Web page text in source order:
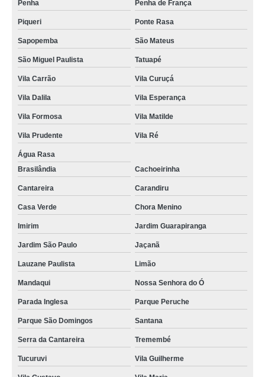
Penha Penha de França
Piqueri Ponte Rasa
Sapopemba São Mateus
São Miguel Paulista Tatuapé
Vila Carrão Vila Curuçá
Vila Dalila Vila Esperança
Vila Formosa Vila Matilde
Vila Prudente Vila Ré
Água Rasa
Brasilândia
Cachoeirinha
Cantareira Carandiru
Casa Verde Chora Menino
Imirim Jardim Guarapiranga
Jardim São Paulo Jaçanã
Lauzane Paulista Limão
Mandaqui Nossa Senhora do Ó
Parada Inglesa Parque Peruche
Parque São Domingos Santana
Serra da Cantareira Tremembé
Tucuruvi Vila Guilherme